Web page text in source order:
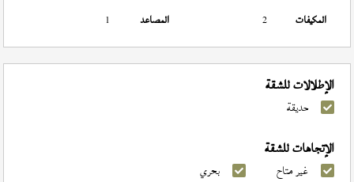
المكيفات
2 المصاعد 1
الإطلالات للشقة
حديقة
الإتجاهات للشقة
غير متاح بحري